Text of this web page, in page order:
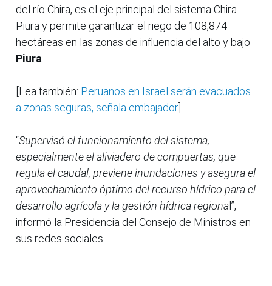
del río Chira, es el eje principal del sistema Chira-
Piura y permite garantizar el riego de 108,874
hectáreas en las zonas de influencia del alto y bajo
Piura
[Lea también: Peruanos en Israel serán evacuados
a zonas seguras, señala embajador
“Supervisó el funcionamiento del sistema,
especialmente el aliviadero de compuertas, que
regula el caudal, previene inundaciones y asegura el
aprovechamiento óptimo del recurso hídrico para el
desarrollo agrícola y la gestión hídrica regional”,
informó la Presidencia del Consejo de Ministros en
sus redes sociales.